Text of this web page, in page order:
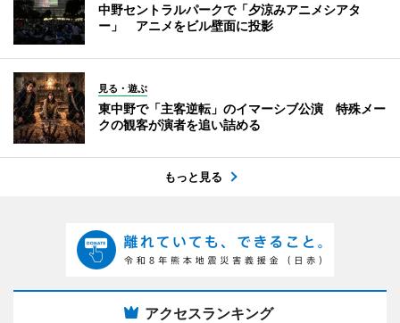
中野セントラルパークで「夕涼みアニメシアタ
ー」 アニメをビル壁面に投影
見る・遊ぶ
東中野で「主客逆転」のイマーシブ公演 特殊メー
クの観客が演者を追い詰める
もっと見る
アクセスランキング